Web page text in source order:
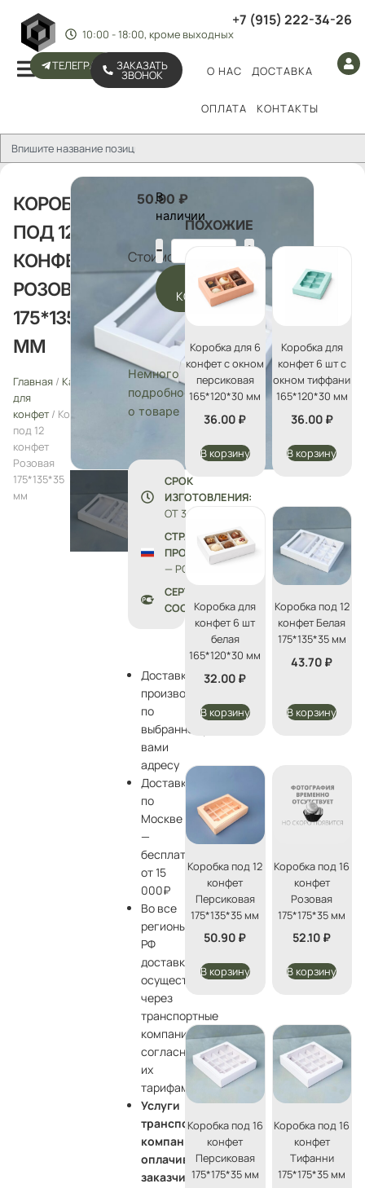
+7 (915) 222-34-26
10:00 - 18:00, кроме выходных
ТЕЛЕГРАМ ЗАКАЗАТЬ
ЗВОНОК О НАС ДОСТАВКА
ОПЛАТА КОНТАКТЫ
КОРОБКА
ПОД 12
КОНФЕТ
РОЗОВАЯ
175*135*35
ММ
Главная / Каталог
Упаковка
для
конфет/ Коробка
под 12
конфет
Розовая
175*135*35
мм
Стоимость:
50.90 ₽
В
наличии
В
КОРЗИНУ
Немного
подробностей
о товаре
СРОК
ИЗГОТОВЛЕНИЯ:
ОТ 3 ДО 5 ДНЕЙ
СТРАНА
ПРОИЗВОДСТВА
— РОССИЯ
СЕРТИФИКАТЫ
СООТВЕТСТВИЯ
Доставка
производится
по
выбранному
вами
адресу
Доставка
по
Москве
—
бесплатно
от 15
000₽
Во все
регионы
РФ
доставка
осуществляется
через
транспортные
компании
согласно
их
тарифам
Услуги
транспортной
компании
оплачивает
заказчик
ПОХОЖИЕ
Коробка для 6
конфет с окном
персиковая
165*120*30 мм
36.00 ₽
В корзину
Коробка для
конфет 6 шт с
окном тиффани
165*120*30 мм
36.00 ₽
В корзину
Коробка для
конфет 6 шт
белая
165*120*30 мм
32.00 ₽
В корзину
Коробка под 12
конфет Белая
175*135*35 мм
43.70 ₽
В корзину
Коробка под 12
конфет
Персиковая
175*135*35 мм
50.90 ₽
В корзину
Коробка под 16
конфет
Розовая
175*175*35 мм
52.10 ₽
В корзину
Коробка под 16
конфет
Персиковая
175*175*35 мм
Коробка под 16
конфет
Тифанни
175*175*35 мм